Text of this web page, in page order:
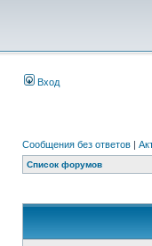
Вход
Сообщения без ответов |
Список форумов